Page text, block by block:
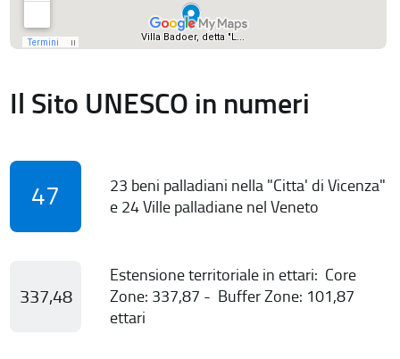
Il Sito UNESCO in numeri
47
23 beni palladiani nella "Citta' di Vicenza"
e 24 Ville palladiane nel Veneto
337,48
Estensione territoriale in ettari: Core
Zone: 337,87 - Buffer Zone: 101,87
ettari